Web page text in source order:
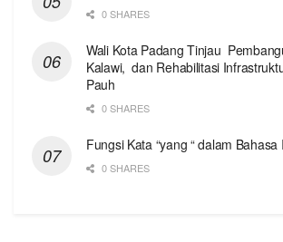
0 SHARES
Wali Kota Padang Tinjau
Kalawi, dan Rehabilitasi
Pauh
0 SHARES
Fungsi Kata “yang “ dalam Bahasa
0 SHARES